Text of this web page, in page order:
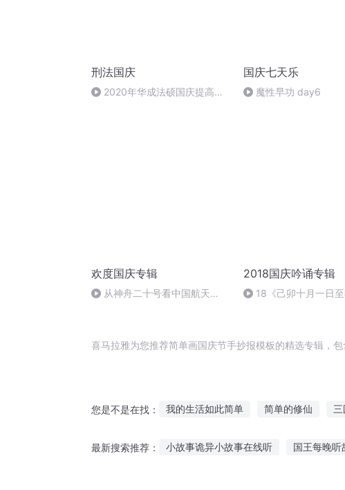
刑法国庆
2020年华成法硕国庆提高班
国庆七天乐
魔性早功 day6
欢度国庆专辑
从神舟二十号看中国航天
2018国庆吟诵专辑
18《己卯十月一日
喜马拉雅为您推荐简单画国庆节手抄报模板的精选专辑，
您是不是在找： 我的生活如此简单 简单的修仙
最新搜索推荐： 小故事诡异小故事在线听 国王每晚听